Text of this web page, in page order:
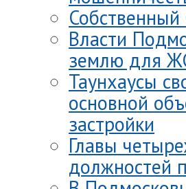
Власти
землю для
Таунхаусы
основной
застройки
Главы
должностей